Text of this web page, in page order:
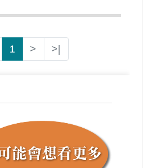
1 > >|